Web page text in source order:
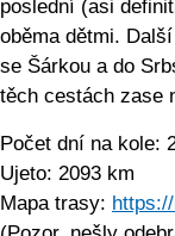
poslední (asi
oběma dětmi.
se Šárkou a do
těch cestách zase
Počet dní na kole:
Ujeto: 2093 km
Mapa trasy: